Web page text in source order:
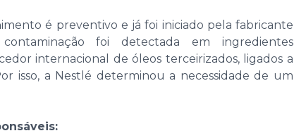
é preventivo e já foi iniciado pela fabricante
foi detectada em ingredientes
internacional de óleos terceirizados, ligados a
isso, a Nestlé determinou a necessidade de um